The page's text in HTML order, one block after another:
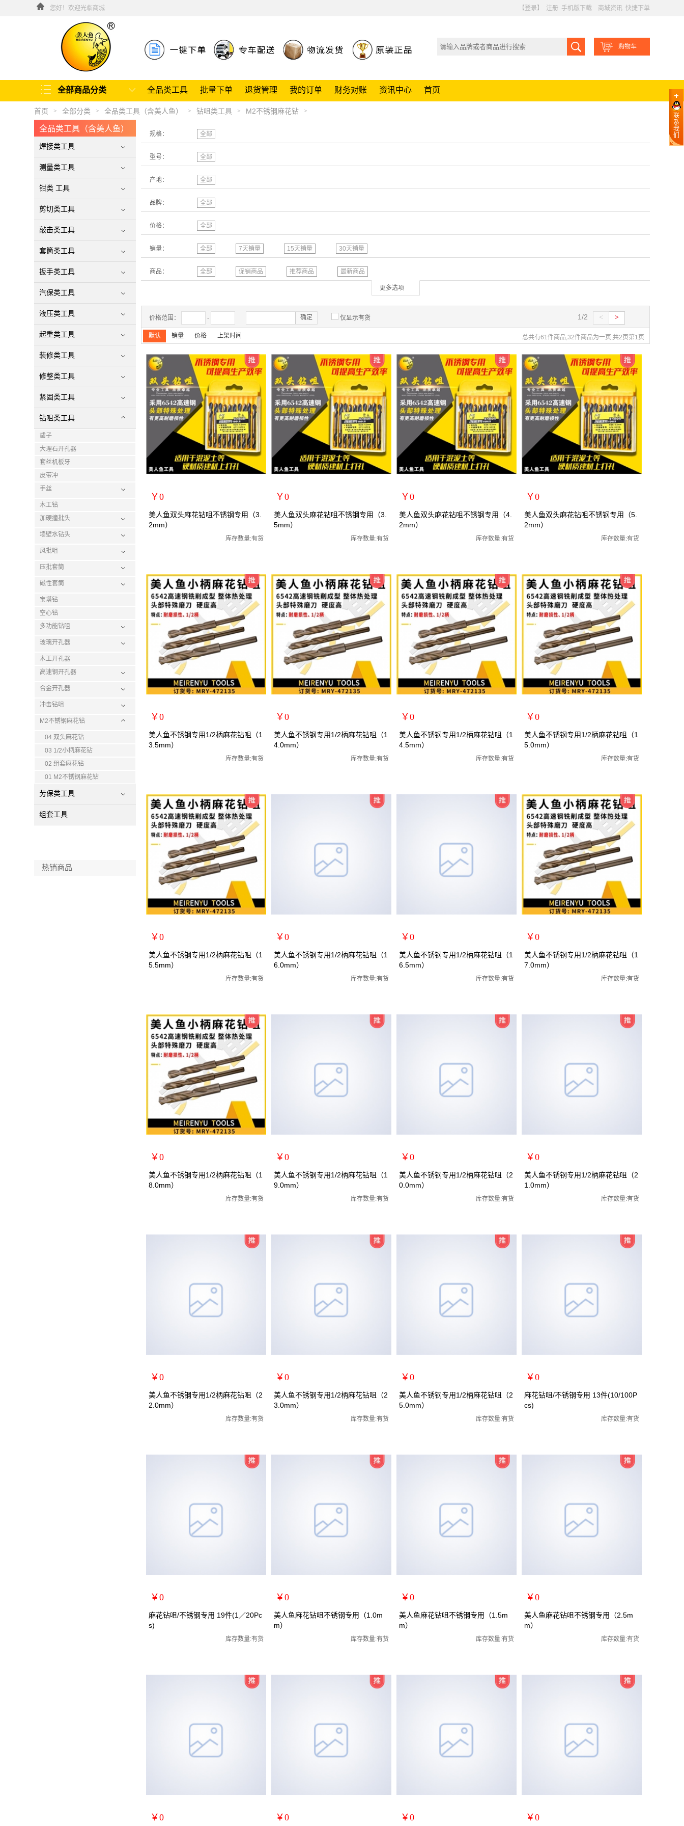
您好！欢迎光临商城 【登录】 注册 手机版下载 商城资讯 快捷下单
购物车
全品类工具 批量下单 退货管理 我的订单 财务对账 资讯中心 首页
全部商品分类
联
系
我
们
首页 > 全部分类 > 全品类工具（含美人鱼） > 钻咀类工具 > M2不锈钢麻花钻 >
全品类工具（含美人鱼）
焊接类工具
测量类工具
钳类 工具
剪切类工具
敲击类工具
套筒类工具
扳手类工具
汽保类工具
液压类工具
起重类工具
装修类工具
修整类工具
紧固类工具
钻咀类工具
凿子
大理石开孔器
套丝机板牙
皮带冲
手丝
木工钻
加硬撞批头
墙壁水钻头
风批咀
压批套筒
磁性套筒
宝塔钻
空心钻
多功能钻咀
玻璃开孔器
木工开孔器
高速钢开孔器
合金开孔器
冲击钻咀
M2不锈钢麻花钻
04 双头麻花钻
03 1/2小柄麻花钻
02 组套麻花钻
01 M2不锈钢麻花钻
劳保类工具
组套工具
热销商品
规格： 全部
型号： 全部
产地： 全部
品牌： 全部
价格： 全部
销量： 全部 7天销量 15天销量 30天销量
商品： 全部 促销商品 推荐商品 最新商品
更多选项
价格范围： - 确定 仅显示有货 >
<
1/2
默认 销量 价格 上架时间 总共有61件商品,32件商品为一页,共2页第1页
￥0
扩展说明：
规格：双头3.2mm
关键词：双头钻咀不锈钢麻花钻咀/全磨制
单位：
美人鱼双头麻花钻咀不锈钢专用（3.
2mm）
库存数量:有货
￥0
扩展说明：
规格：双头3.5mm
关键词：双头钻咀不锈钢麻花钻咀/全磨制
单位：
美人鱼双头麻花钻咀不锈钢专用（3.
5mm）
库存数量:有货
￥0
扩展说明：
规格：双头4.2mm
关键词：双头钻咀不锈钢麻花钻咀/全磨制
单位：
美人鱼双头麻花钻咀不锈钢专用（4.
2mm）
库存数量:有货
￥0
扩展说明：
规格：双头5.2mm
关键词：双头钻咀不锈钢麻花钻咀/全磨制
单位：
美人鱼双头麻花钻咀不锈钢专用（5.
2mm）
库存数量:有货
￥0
扩展说明：
规格：13.5mm
关键词：1/2小柄钻全磨制麻花钻咀/全磨制
单位：
美人鱼不锈钢专用1/2柄麻花钻咀（1
3.5mm）
库存数量:有货
￥0
扩展说明：
规格：14.0mm
关键词：1/2小柄钻全磨制麻花钻咀/全磨制
美人鱼不锈钢专用1/2柄麻花钻咀（1
4.0mm）
库存数量:有货
￥0
扩展说明：
规格：14.5mm
关键词：1/2小柄钻全磨制麻花钻咀/全磨制
美人鱼不锈钢专用1/2柄麻花钻咀（1
4.5mm）
库存数量:有货
￥0
扩展说明：
规格：15.0mm
关键词：1/2小柄钻全磨制麻花钻咀/全磨制
单位：
美人鱼不锈钢专用1/2柄麻花钻咀（1
5.0mm）
库存数量:有货
￥0
扩展说明：
规格：15.5mm
关键词：1/2小柄钻全磨制麻花钻咀/全磨制
单位：
美人鱼不锈钢专用1/2柄麻花钻咀（1
5.5mm）
库存数量:有货
￥0
扩展说明：
规格：16.0mm
关键词：1/2小柄钻全磨制麻花钻咀/全磨制
美人鱼不锈钢专用1/2柄麻花钻咀（1
6.0mm）
库存数量:有货
￥0
扩展说明：
规格：16.5mm
关键词：1/2小柄钻全磨制麻花钻咀/全磨制
美人鱼不锈钢专用1/2柄麻花钻咀（1
6.5mm）
库存数量:有货
￥0
扩展说明：
规格：17.0mm
关键词：1/2小柄钻全磨制麻花钻咀/全磨制
美人鱼不锈钢专用1/2柄麻花钻咀（1
7.0mm）
库存数量:有货
￥0
扩展说明：
规格：18.0mm
关键词：1/2小柄钻全磨制麻花钻咀/全磨制
美人鱼不锈钢专用1/2柄麻花钻咀（1
8.0mm）
库存数量:有货
￥0
扩展说明：
规格：19.0mm
关键词：1/2小柄钻全磨制麻花钻咀/全磨制
美人鱼不锈钢专用1/2柄麻花钻咀（1
9.0mm）
库存数量:有货
￥0
扩展说明：
规格：20.0mm
关键词：1/2小柄钻全磨制麻花钻咀/全磨制
美人鱼不锈钢专用1/2柄麻花钻咀（2
0.0mm）
库存数量:有货
￥0
扩展说明：
规格：21.0mm
关键词：1/2小柄钻全磨制麻花钻咀/全磨制
美人鱼不锈钢专用1/2柄麻花钻咀（2
1.0mm）
库存数量:有货
￥0
扩展说明：
规格：22.0mm
关键词：1/2小柄钻全磨制麻花钻咀/全磨制
美人鱼不锈钢专用1/2柄麻花钻咀（2
2.0mm）
库存数量:有货
￥0
扩展说明：
规格：23.0mm
关键词：1/2小柄钻全磨制麻花钻咀/全磨制
美人鱼不锈钢专用1/2柄麻花钻咀（2
3.0mm）
库存数量:有货
￥0
扩展说明：
规格：25.0mm
关键词：1/2小柄钻全磨制麻花钻咀/全磨制
美人鱼不锈钢专用1/2柄麻花钻咀（2
5.0mm）
库存数量:有货
￥0
扩展说明：
规格：13件
关键词：钻头麻花钻头麻花钻嘴高速钢钻嘴
麻花钻咀/不锈钢专用 13件(10/100P
cs)
库存数量:有货
￥0
扩展说明：
规格：19件
关键词：钻头麻花钻头麻花钻嘴高速钢钻嘴
麻花钻咀/不锈钢专用 19件(1／20Pc
s)
库存数量:有货
￥0
扩展说明：
规格：[规格01] 1.0mm (M2)
关键词：钻头麻花钻头麻花钻嘴高速钢钻嘴
美人鱼麻花钻咀不锈钢专用（1.0m
m）
库存数量:有货
￥0
扩展说明：
规格：[规格02] 1.5mm (M2)
关键词：钻头麻花钻头麻花钻嘴高速钢钻嘴
美人鱼麻花钻咀不锈钢专用（1.5m
m）
库存数量:有货
￥0
扩展说明：
规格：[规格04] 2.5mm (M2)
关键词：钻头麻花钻头麻花钻嘴高速钢钻嘴
美人鱼麻花钻咀不锈钢专用（2.5m
m）
库存数量:有货
￥0 ￥0 ￥0 ￥0